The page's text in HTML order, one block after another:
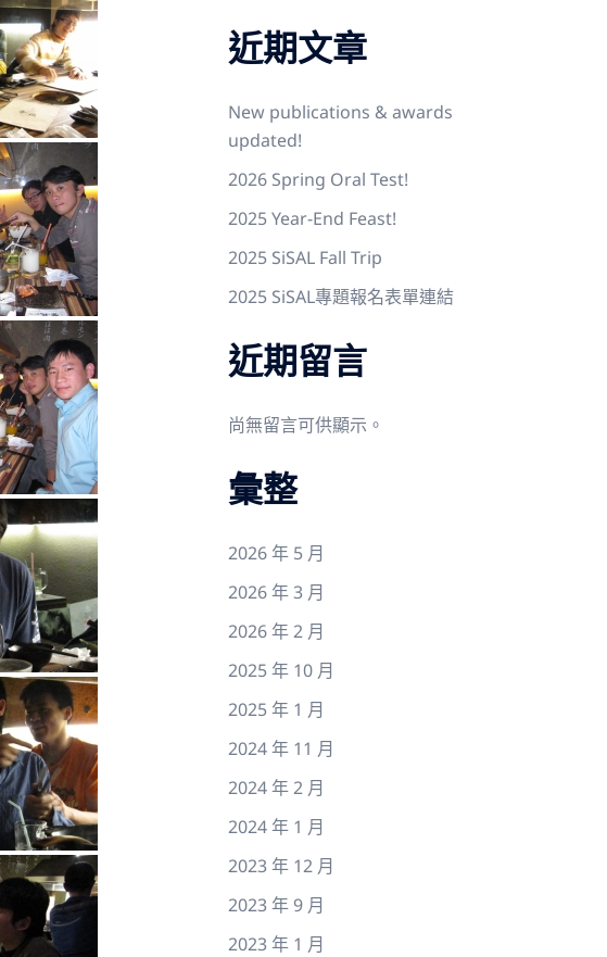
近期文章
New publications & awards
updated!
2026 Spring Oral Test!
2025 Year-End Feast!
2025 SiSAL Fall Trip
2025 SiSAL專題報名表單連結
近期留言
尚無留言可供顯示。
彙整
2026 年 5 月
2026 年 3 月
2026 年 2 月
2025 年 10 月
2025 年 1 月
2024 年 11 月
2024 年 2 月
2024 年 1 月
2023 年 12 月
2023 年 9 月
2023 年 1 月